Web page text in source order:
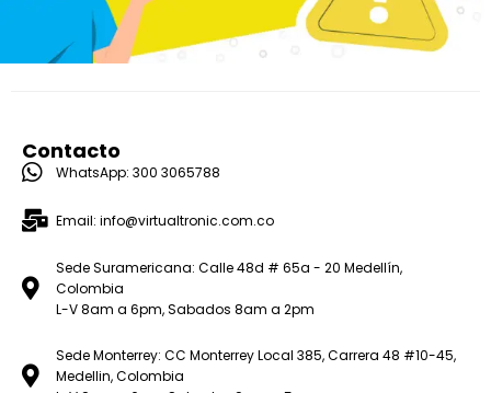
Contacto
WhatsApp: 300 3065788
Email: info@virtualtronic.com.co
Sede Suramericana: Calle 48d # 65a - 20 Medellín,
Colombia
L-V 8am a 6pm, Sabados 8am a 2pm
Sede Monterrey: CC Monterrey Local 385, Carrera 48 #10-45,
Medellin, Colombia